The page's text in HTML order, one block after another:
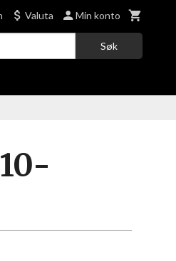
Valuta Min konto
Søk